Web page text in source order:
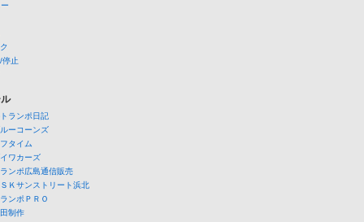
停止
ランポ日記
ーコーンズ
タイム
ワカーズ
ンポ広島通信販売
Ｋサンストリート浜北
ンポＰＲＯ
制作